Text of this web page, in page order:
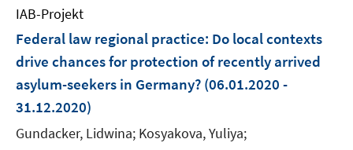
IAB-Projekt
Federal law regional practice: Do local contexts
drive chances for protection of recently arrived
asylum-seekers in Germany? (06.01.2020 -
31.12.2020)
Gundacker, Lidwina; Kosyakova, Yuliya;